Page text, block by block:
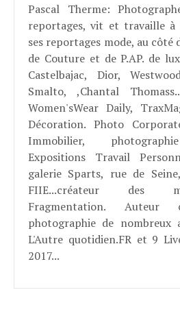
Pascal Therme:
reportages, vit et travaille à
ses reportages mode, au côté
de Couture et de P.AP. de
Castelbajac, Dior,
Smalto, ,Chantal
Women'sWear Daily,
Décoration. Photo
Immobilier,
Expositions Travail
galerie Sparts, rue de
FIIE...créateur des
Fragmentation.
photographie de nombreux
L'Autre quotidien.FR et 9
2017...